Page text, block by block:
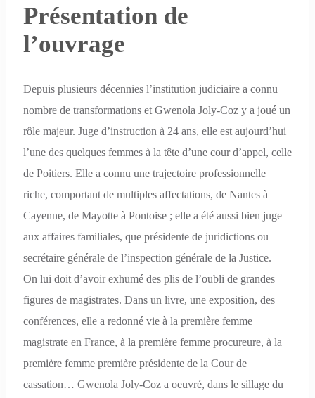
Présentation de
l’ouvrage
Depuis plusieurs décennies l’institution judiciaire a connu
nombre de transformations et Gwenola Joly-Coz y a joué un
rôle majeur. Juge d’instruction à 24 ans, elle est aujourd’hui
l’une des quelques femmes à la tête d’une cour d’appel, celle
de Poitiers. Elle a connu une trajectoire professionnelle
riche, comportant de multiples affectations, de Nantes à
Cayenne, de Mayotte à Pontoise ; elle a été aussi bien juge
aux affaires familiales, que présidente de juridictions ou
secrétaire générale de l’inspection générale de la Justice.
On lui doit d’avoir exhumé des plis de l’oubli de grandes
figures de magistrates. Dans un livre, une exposition, des
conférences, elle a redonné vie à la première femme
magistrate en France, à la première femme procureure, à la
première femme première présidente de la Cour de
cassation… Gwenola Joly-Coz a oeuvré, dans le sillage du